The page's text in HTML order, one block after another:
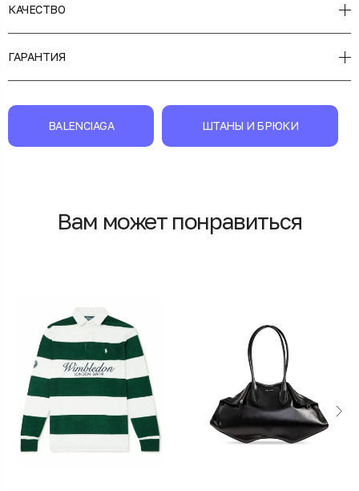
КАЧЕСТВО
ГАРАНТИЯ
BALENCIAGA ШТАНЫ И БРЮКИ
Вам может понравиться